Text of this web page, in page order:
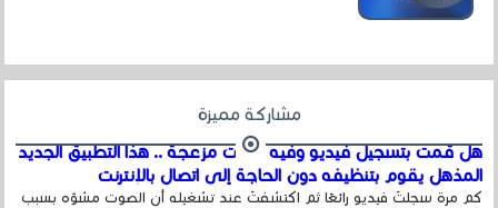
مشاركة مميزة
هل قمت بتسجيل فيديو وفيه أصوت مزعجة .. هذا التطبيق الجديد
المذهل يقوم بتنظيفه دون الحاجة إلى اتصال بالإنترنت
كم مرة سجلتَ فيديو رائعًا ثم اكتشفتَ عند تشغيله أن الصوت مشوّه بسبب